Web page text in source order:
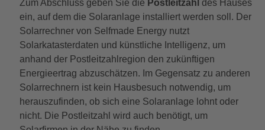
Zum Abschluss geben Sie die Postleitzahl des Hauses
ein, auf dem die Solaranlage installiert werden soll. Der
Solarrechner von Selfmade Energy nutzt
Solarkatasterdaten und künstliche Intelligenz, um
anhand der Postleitzahlregion den zukünftigen
Energieertrag abzuschätzen. Im Gegensatz zu anderen
Solarrechnern ist kein Hausbesuch notwendig, um
herauszufinden, ob sich eine Solaranlage lohnt oder
nicht. Die Postleitzahl wird auch benötigt, um